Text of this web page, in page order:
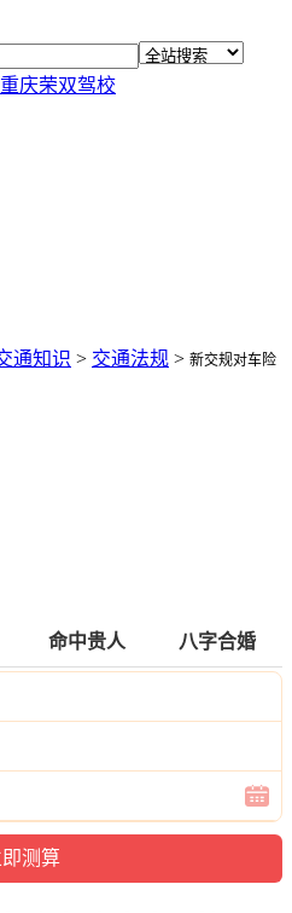
重庆荣双驾校
通知识 > 交通法规 > 新交规对车险
命中贵人 八字合婚